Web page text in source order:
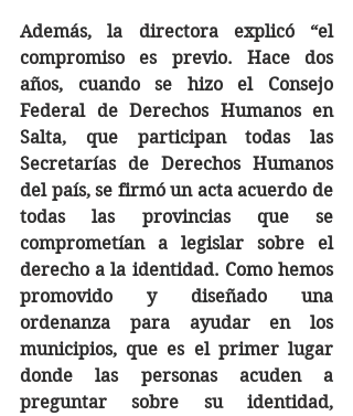
Además, la directora explicó “el
compromiso es previo. Hace dos
años, cuando se hizo el Consejo
Federal de Derechos Humanos en
Salta, que participan todas las
Secretarías de Derechos Humanos
del país, se firmó un acta acuerdo de
todas las provincias que se
comprometían a legislar sobre el
derecho a la identidad. Como hemos
promovido y diseñado una
ordenanza para ayudar en los
municipios, que es el primer lugar
donde las personas acuden a
preguntar sobre su identidad,